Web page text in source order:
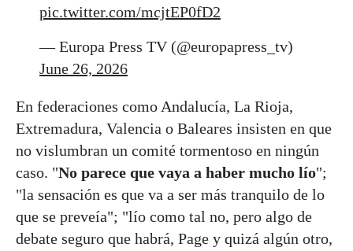
pic.twitter.com/mcjtEP0fD2
— Europa Press TV (@europapress_tv)
June 26, 2026
En federaciones como Andalucía, La Rioja,
Extremadura, Valencia o Baleares insisten en que
no vislumbran un comité tormentoso en ningún
caso. "No parece que vaya a haber mucho lío";
"la sensación es que va a ser más tranquilo de lo
que se preveía"; "lío como tal no, pero algo de
debate seguro que habrá, Page y quizá algún otro,